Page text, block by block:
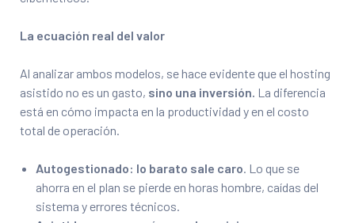
La ecuación real del valor
Al analizar ambos modelos, se hace evidente que el hosting
asistido no es un gasto, sino una inversión. La diferencia
está en cómo impacta en la productividad y en el costo
total de operación.
Autogestionado: lo barato sale caro. Lo que se
ahorra en el plan se pierde en horas hombre, caídas del
sistema y errores técnicos.